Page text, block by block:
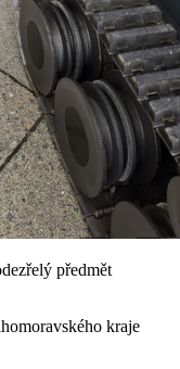
předmět
kraje